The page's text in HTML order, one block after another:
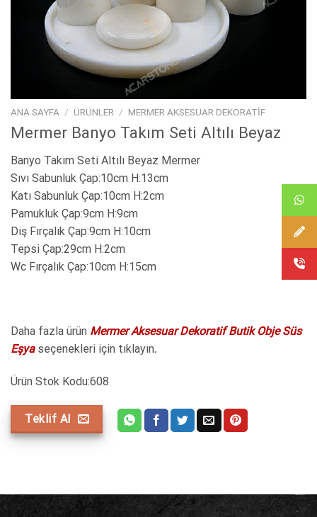
ANA SAYFA / ÜRÜNLER / MERMER AKSESUAR DEKORATIF
Mermer Banyo Takım Seti Altılı Beyaz
Banyo Takım Seti Altılı Beyaz Mermer
Sıvı Sabunluk Çap:10cm H:13cm
Katı Sabunluk Çap:10cm H:2cm
Pamukluk Çap:9cm H:9cm
Diş Fırçalık Çap:9cm H:10cm
Tepsi Çap:29cm H:2cm
Wc Fırçalık Çap:10cm H:15cm
Daha fazla ürün Mermer Aksesuar Dekoratif Butik Obje Süs
Eşyaseçenekleri için tıklayın.
Ürün Stok Kodu:608
Teklif Al